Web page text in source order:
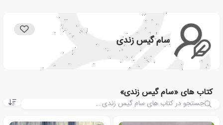
سام گیس زندی
کتاب های «سام گیس زندی»